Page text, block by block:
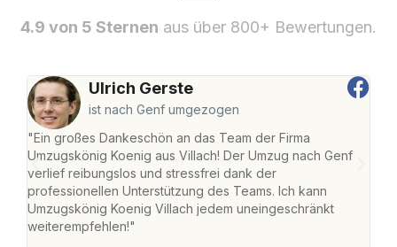
4.9 von 5 Sternen aus über 800+ Bewertungen.
Ulrich Gerste
ist nach Genf umgezogen
"Ein großes Dankeschön an das Team der Firma
Umzugskönig Koenig aus Villach! Der Umzug nach Genf
verlief reibungslos und stressfrei dank der
professionellen Unterstützung des Teams. Ich kann
Umzugskönig Koenig Villach jedem uneingeschränkt
weiterempfehlen!"